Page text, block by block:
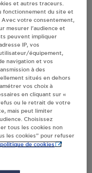
Antargaz
et autres traceurs.
fonctionnement du site et
votre consentement,
mesurer l’audience et
peuvent impliquer
IP, vos
équipement,
navigation et vos
à des
situés en dehors
vos choix à
en cliquant sur «
ou le retrait de votre
mais peut limiter
Choisissez
tous les cookies non
les cookies” pour refuser
de cookies